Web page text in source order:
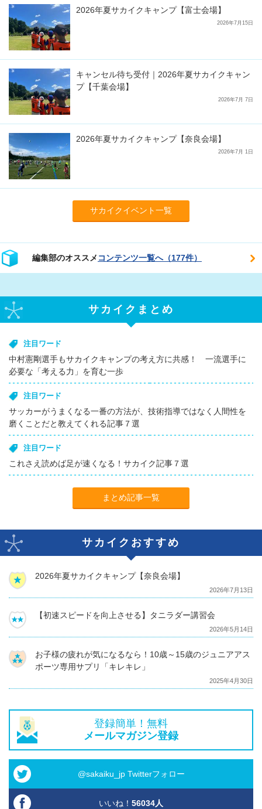
2026年夏サカイクキャンプ【富士会場】
2026年7月15日
キャンセル待ち受付｜2026年夏サカイクキャン
プ【千葉会場】
2026年7月 7日
2026年夏サカイクキャンプ【奈良会場】
2026年7月 1日
サカイクイベント一覧
編集部のオススメ コンテンツ一覧へ（177件）
サカイクまとめ
注目ワード
中村憲剛選手もサカイクキャンプの考え方に共感！ 一流選手に
必要な「考える力」を育む一歩
注目ワード
サッカーがうまくなる一番の方法が、技術指導ではなく人間性を
磨くことだと教えてくれる記事７選
注目ワード
これさえ読めば足が速くなる！サカイク記事７選
まとめ記事一覧
サカイクおすすめ
2026年夏サカイクキャンプ【奈良会場】
2026年7月13日
【初速スピードを向上させる】タニラダー講習会
2026年5月14日
お子様の疲れが気になるなら！10歳～15歳のジュニアアス
ポーツ専用サプリ「キレキレ」
2025年4月30日
登録簡単！無料
メールマガジン登録
@sakaiku_jp Twitterフォロー
いいね！ 56034人